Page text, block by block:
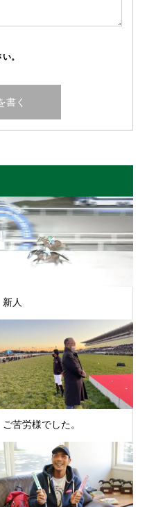
。
新人
ご苦労様でした。